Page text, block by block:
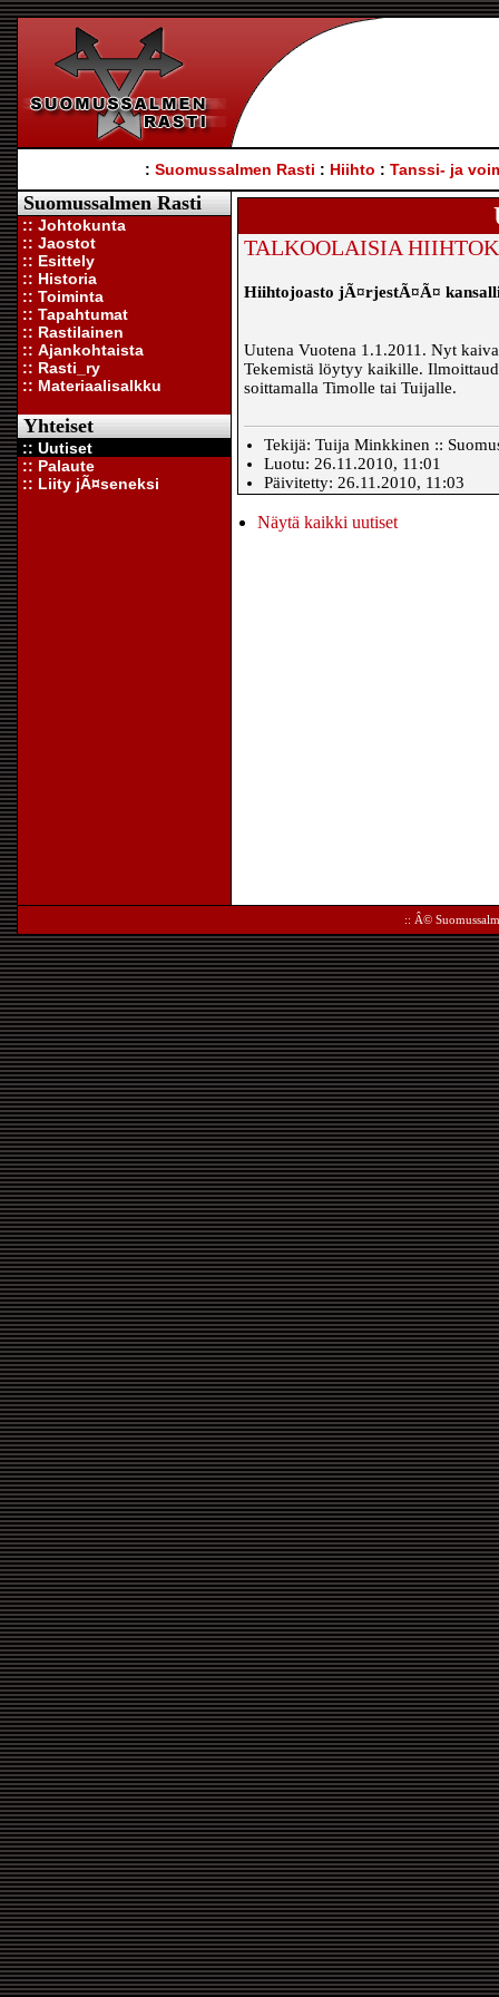
: Suomussalmen Rasti : Hiihto : Tanssi- ja
Suomussalmen Rasti
:: Johtokunta
:: Jaostot
:: Esittely
:: Historia
:: Toiminta
:: Tapahtumat
:: Rastilainen
:: Ajankohtaista
:: Rasti_ry
:: Materiaalisalkku
Yhteiset
:: Uutiset
:: Palaute
:: Liity jÃ¤seneksi
TALKOOLAISIA
Hiihtojoasto jÃ¤rjestÃ¤Ã¤
Uutena Vuotena 1.1.2011. Nyt
Tekemistä löytyy kaikille.
soittamalla Timolle tai Tuijalle.
Tekijä: Tuija Minkkinen ::
Luotu: 26.11.2010, 11:01
Päivitetty: 26.11.2010, 11:03
Näytä kaikki uutiset
:: Â©